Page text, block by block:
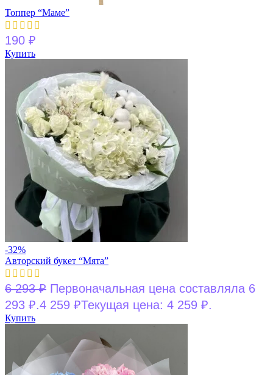
Топпер “Маме”
190 ₽
Купить
-32%
Авторский букет “Мята”
6 293₽ Первоначальная цена составляла 6
293 ₽.4 259 ₽Текущая цена: 4 259 ₽.
Купить